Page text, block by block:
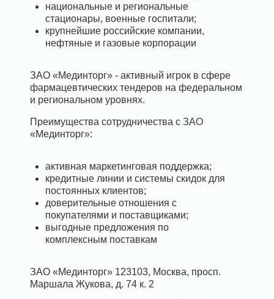
национальные и региональные
стационары, военные госпитали;
крупнейшие российские компании,
нефтяные и газовые корпорации
ЗАО «Мединторг» - активный игрок в сфере
фармацевтических тендеров на федеральном
и региональном уровнях.
Преимущества сотрудничества с ЗАО
«Мединторг»:
активная маркетинговая поддержка;
кредитные линии и системы скидок для
постоянных клиентов;
доверительные отношения с
покупателями и поставщиками;
выгодные предложения по
комплексным поставкам
ЗАО «Мединторг» 123103, Москва, просп.
Маршала Жукова, д. 74 к. 2